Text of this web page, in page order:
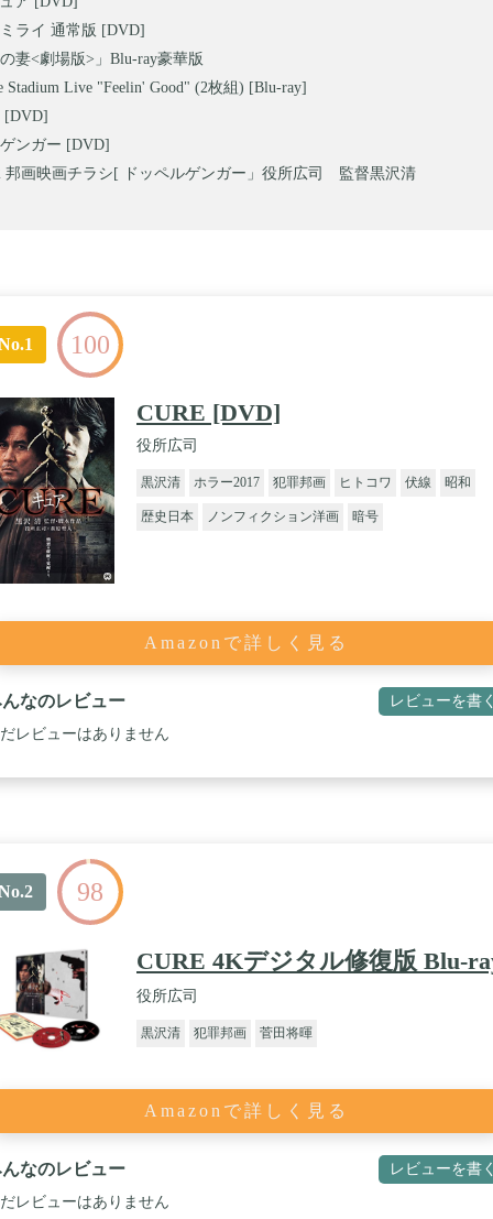
ライ 通常版 [DVD]
妻<劇場版>」Blu-ray豪華版
Stadium Live "Feelin' Good" (2枚組) [Blu-ray]
[DVD]
ンガー [DVD]
邦画映画チラシ[ ドッペルゲンガー」役所広司 監督黒沢清
100
CURE [DVD]
役所広司
黒沢清 ホラー2017 犯罪邦画 ヒトコワ 伏線 昭和
歴史日本 ノンフィクション洋画 暗号
Amazonで詳しく見る
なのレビュー レビューを書
レビューはありません
98
CURE 4Kデジタル修復版 Blu-
役所広司
黒沢清 犯罪邦画 菅田将暉
Amazonで詳しく見る
なのレビュー レビューを書
レビューはありません